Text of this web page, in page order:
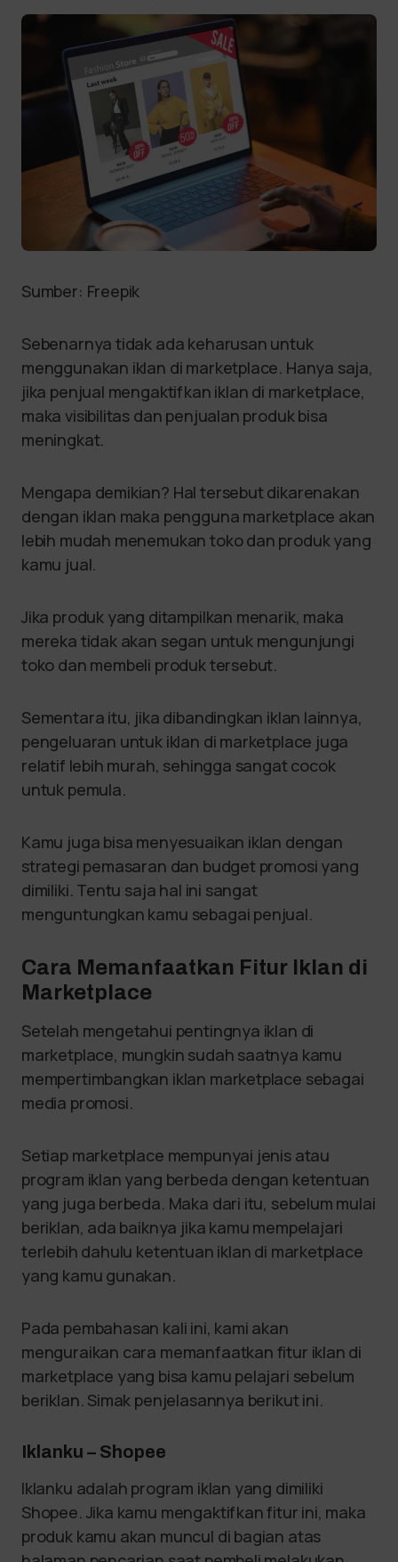
Sumber: Freepik
Sebenarnya tidak ada keharusan untuk
menggunakan iklan di marketplace. Hanya saja,
jika penjual mengaktifkan iklan di marketplace,
maka visibilitas dan penjualan produk bisa
meningkat.
Mengapa demikian? Hal tersebut dikarenakan
dengan iklan maka pengguna marketplace akan
lebih mudah menemukan toko dan produk yang
kamu jual.
Jika produk yang ditampilkan menarik, maka
mereka tidak akan segan untuk mengunjungi
toko dan membeli produk tersebut.
Sementara itu, jika dibandingkan iklan lainnya,
pengeluaran untuk iklan di marketplace juga
relatif lebih murah, sehingga sangat cocok
untuk pemula.
Kamu juga bisa menyesuaikan iklan dengan
strategi pemasaran dan budget promosi yang
dimiliki. Tentu saja hal ini sangat
menguntungkan kamu sebagai penjual.
Cara Memanfaatkan Fitur Iklan di
Marketplace
Setelah mengetahui pentingnya iklan di
marketplace, mungkin sudah saatnya kamu
mempertimbangkan iklan marketplace sebagai
media promosi.
Setiap marketplace mempunyai jenis atau
program iklan yang berbeda dengan ketentuan
yang juga berbeda. Maka dari itu, sebelum mulai
beriklan, ada baiknya jika kamu mempelajari
terlebih dahulu ketentuan iklan di marketplace
yang kamu gunakan.
Pada pembahasan kali ini, kami akan
menguraikan cara memanfaatkan fitur iklan di
marketplace yang bisa kamu pelajari sebelum
beriklan. Simak penjelasannya berikut ini.
Iklanku – Shopee
Iklanku adalah program iklan yang dimiliki
Shopee. Jika kamu mengaktifkan fitur ini, maka
produk kamu akan muncul di bagian atas